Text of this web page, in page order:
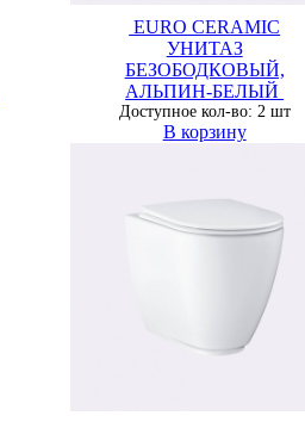
EURO CERAMIC
УНИТАЗ
БЕЗОБОДКОВЫЙ,
АЛЬПИН-БЕЛЫЙ
Доступное кол-во: 2 шт
В корзину